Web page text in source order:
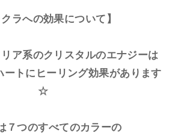
クラへの効果について】
ア系のクリスタルのエナジーは
ートにヒーリング効果があります
☆
７つのすべてのカラーの